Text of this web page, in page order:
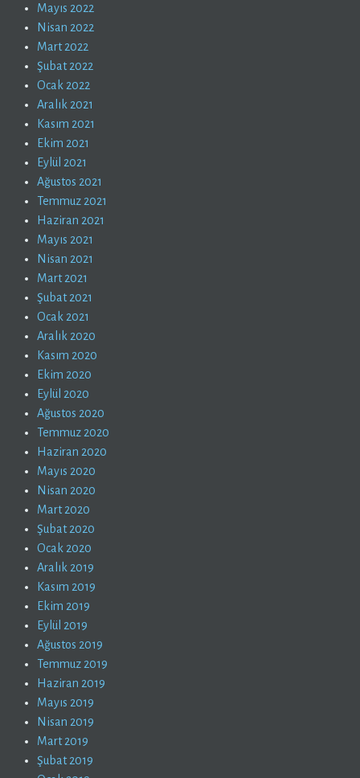
Mayıs 2022
Nisan 2022
Mart 2022
Şubat 2022
Ocak 2022
Aralık 2021
Kasım 2021
Ekim 2021
Eylül 2021
Ağustos 2021
Temmuz 2021
Haziran 2021
Mayıs 2021
Nisan 2021
Mart 2021
Şubat 2021
Ocak 2021
Aralık 2020
Kasım 2020
Ekim 2020
Eylül 2020
Ağustos 2020
Temmuz 2020
Haziran 2020
Mayıs 2020
Nisan 2020
Mart 2020
Şubat 2020
Ocak 2020
Aralık 2019
Kasım 2019
Ekim 2019
Eylül 2019
Ağustos 2019
Temmuz 2019
Haziran 2019
Mayıs 2019
Nisan 2019
Mart 2019
Şubat 2019